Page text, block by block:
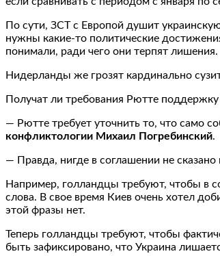
По сути, ЗСТ с Европой душит
нужны какие-то политические
понимали, ради чего они терпят лишения.
Нидерланды же грозят кардинально
Получат ли требования Рютте
— Рютте требует уточнить то, что само
конфликтологии Михаил Погребинский.
— Правда, нигде в соглашении не
Например, голландцы требуют, чтобы в
слова. В свое время Киев очень хотел
этой фразы нет.
Теперь голландцы требуют, чтобы
быть зафиксировано, что Украина